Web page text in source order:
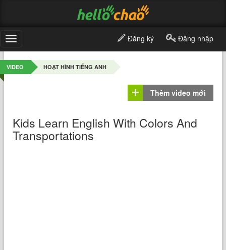
Toggle
navigation
Đăng ký Đăng nhập
VIDEO HOẠT HÌNH TIẾNG ANH
Thêm video mới
Kids Learn English With Colors And
Transportations